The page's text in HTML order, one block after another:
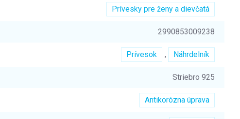
Prívesky pre ženy a dievčatá
2990853009238
Prívesok , Náhrdelník
Striebro 925
Antikorózna úprava